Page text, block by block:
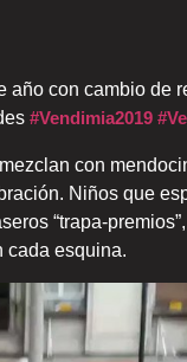
año con cambio de
#Vendimia2019 #
con
Niños que
“trapa-
cada esquina.